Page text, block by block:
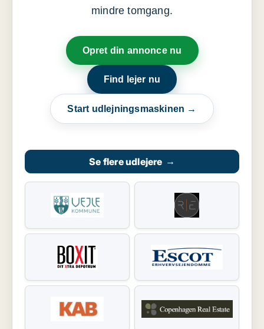
mindre tomgang.
Opret din annonce nu
Find lejer nu
Start udlejningsmaskinen →
Se flere udlejere →